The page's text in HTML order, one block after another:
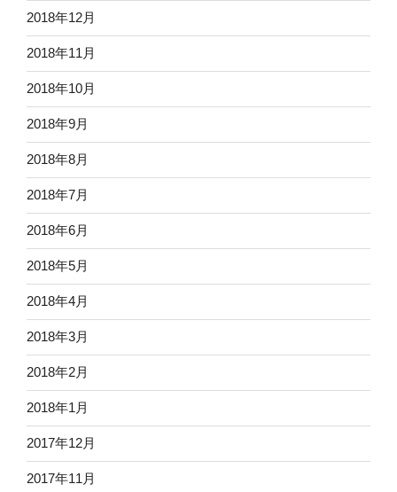
2018年12月
2018年11月
2018年10月
2018年9月
2018年8月
2018年7月
2018年6月
2018年5月
2018年4月
2018年3月
2018年2月
2018年1月
2017年12月
2017年11月